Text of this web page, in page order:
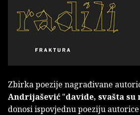
Zbirka poezije nagrađivane
Andrijašević "davide, svašta
donosi ispovjednu poeziju